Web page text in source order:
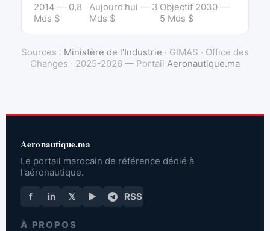
2014 — 0,8
Mds $
Aujourd'hui — 3
Mds $
Objectif 2030 —
5 Mds $
Sources : Ministère de l'Industrie · GIMAS · Office des
Changes · 2025-2026 — Portail Aeronautique.ma
Aeronautique.ma
Le portail marocain de référence dédié à
l'aéronautique.
f in 𝕏 ▶ RSS
À PROPOS